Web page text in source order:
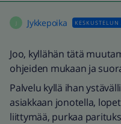
Jykkepoika
Joo, kyllähän tätä
ohjeiden mukaan ja
Palvelu kyllä ihan
asiakkaan jonotella,
liittymää, purkaa